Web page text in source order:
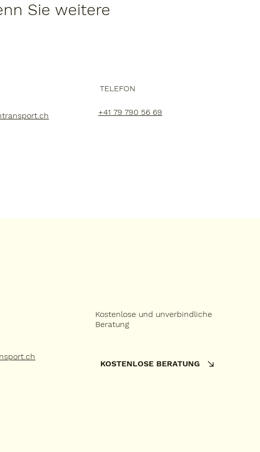
Sie weitere
TELEFON
+41 79 790 56 69
Kostenlose und unverbindliche
Beratung
KOSTENLOSE BERATUNG